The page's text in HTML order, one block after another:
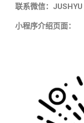
联系微信：
小程序介绍页面：